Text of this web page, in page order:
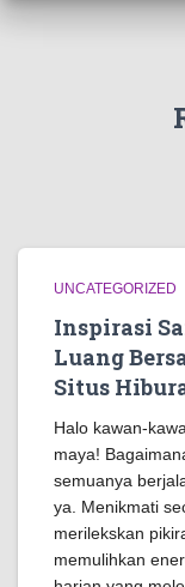
UNCATEGORIZED
Inspirasi
Luang
Situs
Halo kawan-
maya!
semuanya
ya. Menikmati
merilekskan
memulihkan